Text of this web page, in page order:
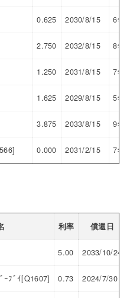
0.625 2030/8/15 6年
2.750 2032/8/15 8年
1.250 2031/8/15 7年
1.625 2029/8/15 5年
3.875 2033/8/15 9年
0.000 2031/2/15 7年
利率 償還日
5.00 2033/10/24
ｰﾌﾞｲ[Q1607] 0.73 2024/7/30